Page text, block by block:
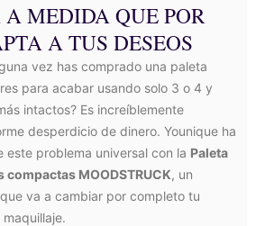
MEDIDA QUE POR
A TUS DESEOS
vez has comprado una paleta
para acabar usando solo 3 o 4 y
intactos? Es increíblemente
desperdicio de dinero. Younique ha
este problema universal con la Paleta
compactas MOODSTRUCK, un
va a cambiar por completo tu